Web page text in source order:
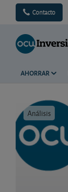
Contacto
AHORRAR
Análisis